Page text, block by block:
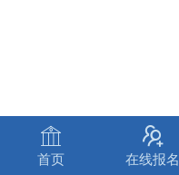

首页

在线报名